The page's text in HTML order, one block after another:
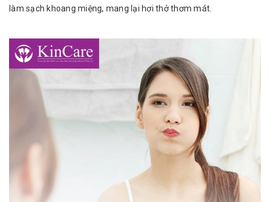
làm sạch khoang miệng, mang lại hơi thở thơm mát.